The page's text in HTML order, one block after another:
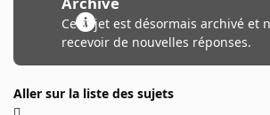
Ce sujet est désormais archivé et
recevoir de nouvelles réponses.
Aller sur la liste des sujets